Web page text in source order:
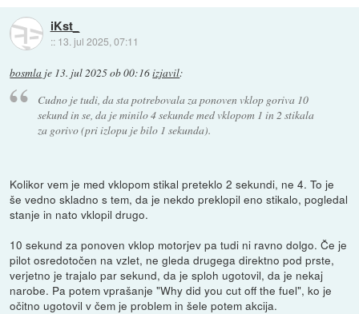
iKst_
:: 13. jul 2025, 07:11
bosmla je 13. jul 2025 ob 00:16izjavil:
Cudno je tudi, da sta potrebovala za ponoven vklop goriva 10
sekund in se, da je minilo 4 sekunde med vklopom 1 in 2 stikala
za gorivo (pri izlopu je bilo 1 sekunda).
Kolikor vem je med vklopom stikal preteklo 2 sekundi, ne 4. To je
še vedno skladno s tem, da je nekdo preklopil eno stikalo, pogledal
stanje in nato vklopil drugo.
10 sekund za ponoven vklop motorjev pa tudi ni ravno dolgo. Če je
pilot osredotočen na vzlet, ne gleda drugega direktno pod prste,
verjetno je trajalo par sekund, da je sploh ugotovil, da je nekaj
narobe. Pa potem vprašanje "Why did you cut off the fuel", ko je
očitno ugotovil v čem je problem in šele potem akcija.